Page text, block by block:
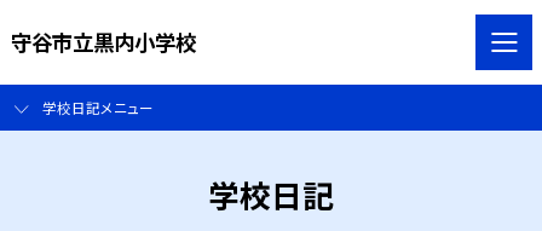
守谷市立黒内小学校
学校日記メニュー
学校日記